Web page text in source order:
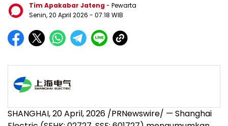
Tim Apakabar Jateng- Pewarta
Senin, 20 April 2026 - 07:18 WIB
SHANGHAI,20 April, 2026 /PRNewswire/ — Shanghai